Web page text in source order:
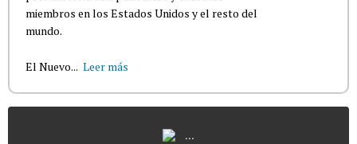
miembros en los Estados Unidos y el resto del
mundo.
El Nuevo... Leer más
...